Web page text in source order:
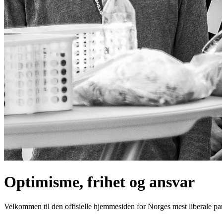
Optimisme, frihet og ansvar
Velkommen til den offisielle hjemmesiden for Norges mest liberale